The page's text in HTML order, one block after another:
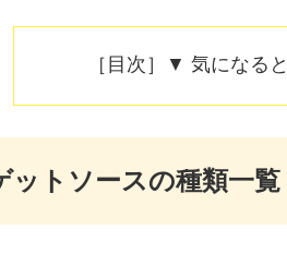
［目次］▼ 気になる
ットソースの種類一覧